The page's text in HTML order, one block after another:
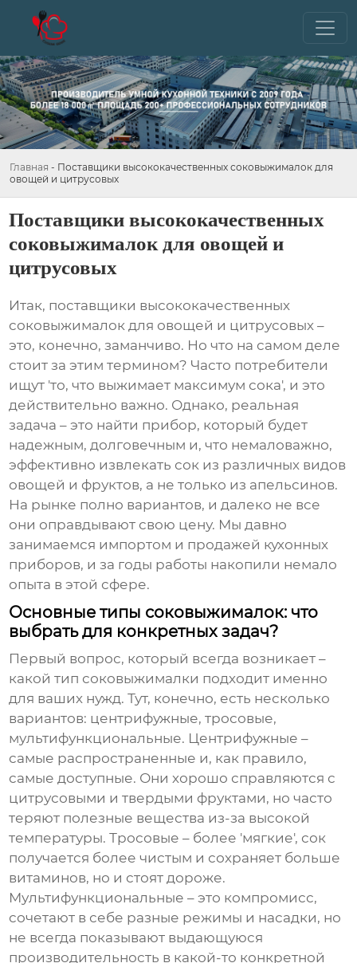
Главная - Поставщики высококачественных соковыжималок для
овощей и цитрусовых
Поставщики высококачественных
соковыжималок для овощей и
цитрусовых
Итак, поставщики высококачественных
соковыжималок для овощей и цитрусовых –
это, конечно, заманчиво. Но что на самом деле
стоит за этим термином? Часто потребители
ищут 'то, что выжимает максимум сока', и это
действительно важно. Однако, реальная
задача – это найти прибор, который будет
надежным, долговечным и, что немаловажно,
эффективно извлекать сок из различных видов
овощей и фруктов, а не только из апельсинов.
На рынке полно вариантов, и далеко не все
они оправдывают свою цену. Мы давно
занимаемся импортом и продажей кухонных
приборов, и за годы работы накопили немало
опыта в этой сфере.
Основные типы соковыжималок: что
выбрать для конкретных задач?
Первый вопрос, который всегда возникает –
какой тип соковыжималки подходит именно
для ваших нужд. Тут, конечно, есть несколько
вариантов: центрифужные, тросовые,
мультифункциональные. Центрифужные –
самые распространенные и, как правило,
самые доступные. Они хорошо справляются с
цитрусовыми и твердыми фруктами, но часто
теряют полезные вещества из-за высокой
температуры. Тросовые – более 'мягкие', сок
получается более чистым и сохраняет больше
витаминов, но и стоят дороже.
Мультифункциональные – это компромисс,
сочетают в себе разные режимы и насадки, но
не всегда показывают выдающуюся
производительность в какой-то конкретной